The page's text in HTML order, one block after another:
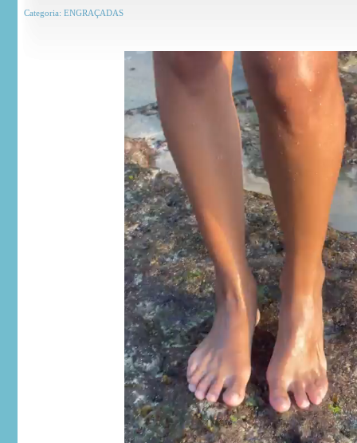
Categoria: ENGRAÇADAS